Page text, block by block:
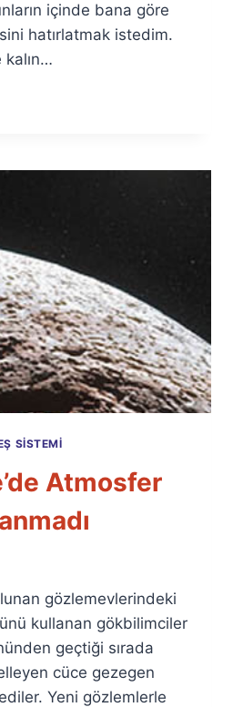
içinde bana göre
hatırlatmak istedim.
kalın…
SISTEMI
Atmosfer
gözlemevlerindeki
kullanan gökbilimciler
geçtiği sırada
cüce gezegen
Yeni gözlemlerle